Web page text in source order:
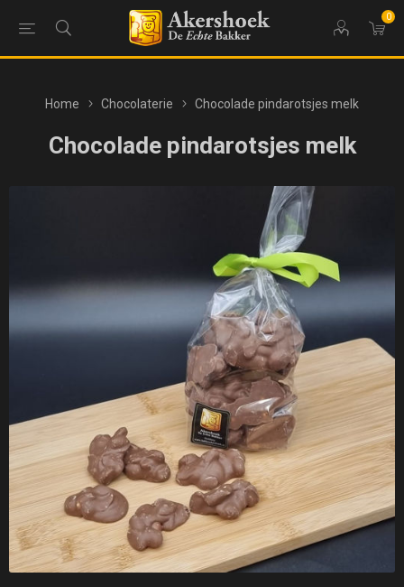
0
Home Chocolaterie Chocolade pindarotsjes melk
Chocolade pindarotsjes melk